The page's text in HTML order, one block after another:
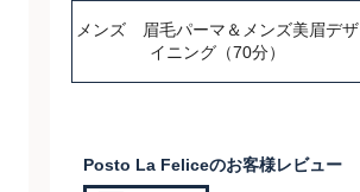
メンズ 眉毛パーマ＆メンズ美眉デザ
イニング（70分）
Posto La Feliceのお客様レビュー